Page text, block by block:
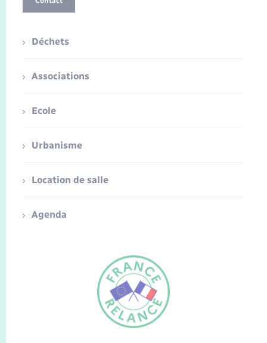
FR
Déchets
Associations
Ecole
Urbanisme
Location de salle
Agenda